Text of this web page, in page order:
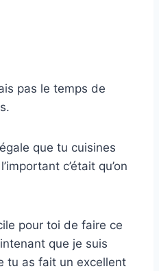
pas le temps de
que tu cuisines
c’était qu’on
pour toi de faire ce
que je suis
tu as fait un excellent